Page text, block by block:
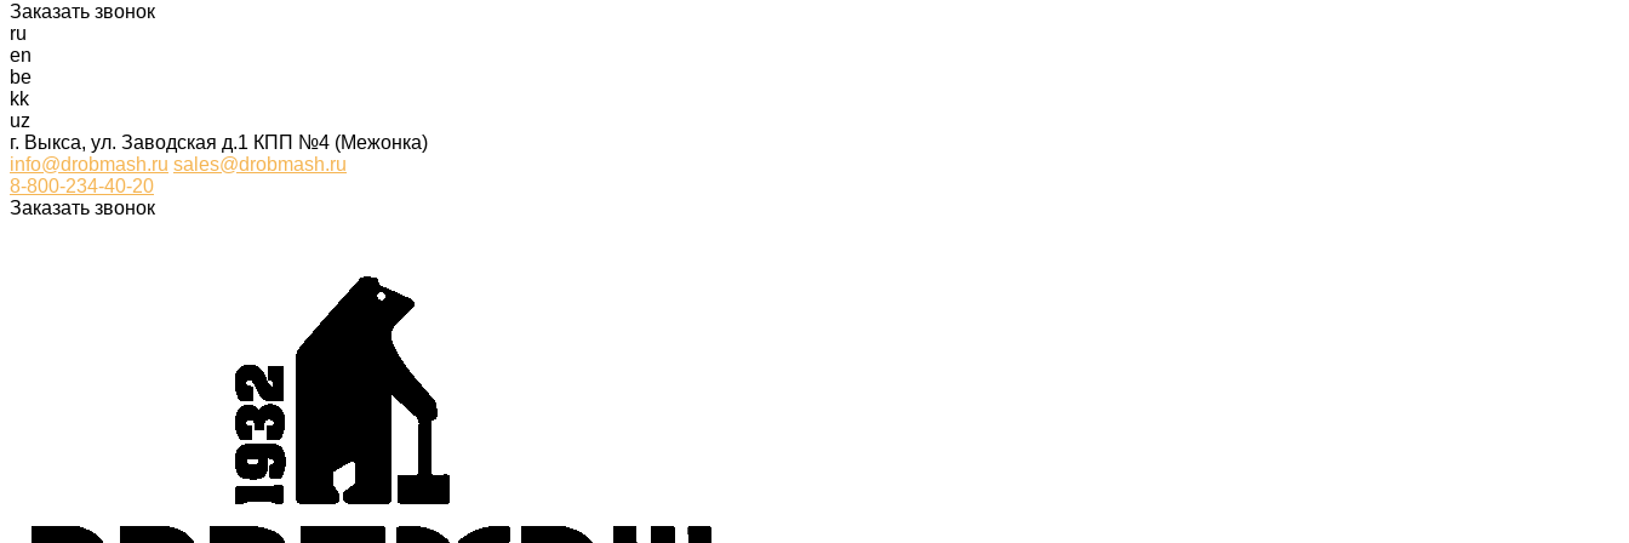
Заказать звонок
ru
en
be
kk
uz
г. Выкса, ул. Заводская д.1 КПП №4 (Межонка)
info@drobmash.ru sales@drobmash.ru
8-800-234-40-20
Заказать звонок